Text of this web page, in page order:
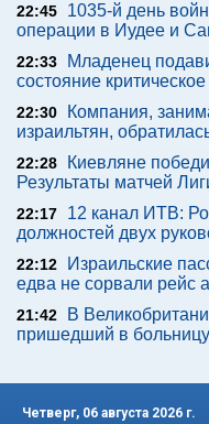
22:45
1035-й день
операции в Иудее и
22:33
Младенец
состояние критическое
22:30
Компания,
израильтян,
22:28
Киевляне
Результаты матчей
22:17
12 канал ИТВ:
должностей двух
22:12
Израильские
едва не сорвали рейс
21:42
В
пришедший в
Четверг, 06 августа 2026 г.